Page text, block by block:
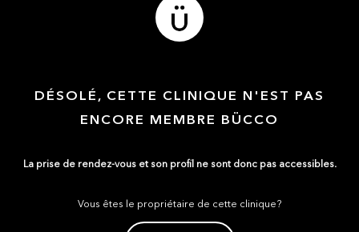
DÉSOLÉ, CETTE CLINIQUE N'EST PAS
ENCORE MEMBRE BÜCCO
La prise de rendez-vous et son profil ne sont donc pas accessibles.
Vous êtes le propriétaire de cette clinique?